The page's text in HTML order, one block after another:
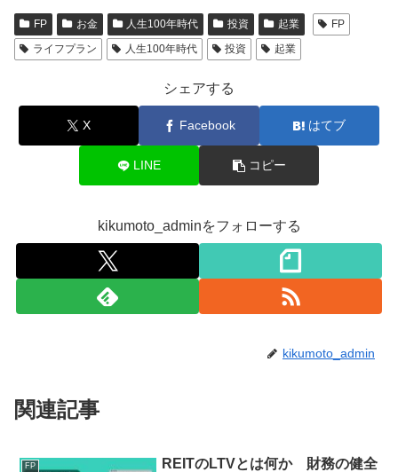
FP お金 人生100年時代 投資 起業
FP
ライフプラン
人生100年時代 投資 起業
シェアする
X Facebook はてブ
LINE コピー
kikumoto_adminをフォローする
kikumoto_admin
関連記事
FP
REITのLTVとは何か 財務の健全